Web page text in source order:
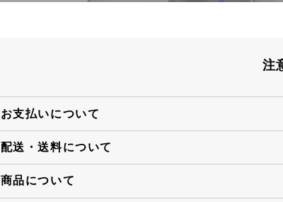
注
お支払いについて
配送・送料について
商品について